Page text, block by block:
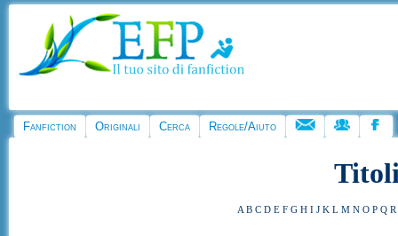
Fanfiction Originali Cerca Regole/Aiuto
A B C D E F G H I J K L M N O P Q R